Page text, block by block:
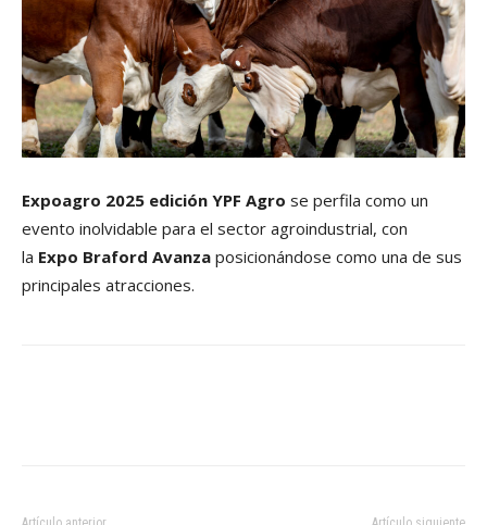
Expoagro 2025 edición YPF Agro se perfila como un
evento inolvidable para el sector agroindustrial, con
la Expo Braford Avanza posicionándose como una de sus
principales atracciones.